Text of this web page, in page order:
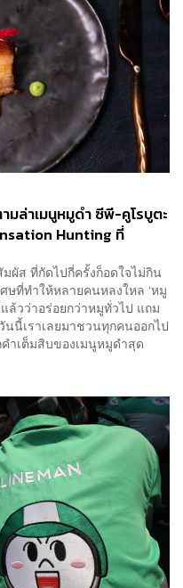
ล่าเมนูหมูดำ ซีพี-คูโรบูตะ
Hunting ที่
ผัส ที่กัดไปกี่ครั้งก็อดใจไม่กิน
ษที่ทำให้หลายคนหลงใหล ‘หมู
วว่าอร่อยกว่าหมูทั่วไป แถม
นี้เราเลยมาชวนทุกคนออกไป
ำเต็มสิบของเมนูหมูดำสุด